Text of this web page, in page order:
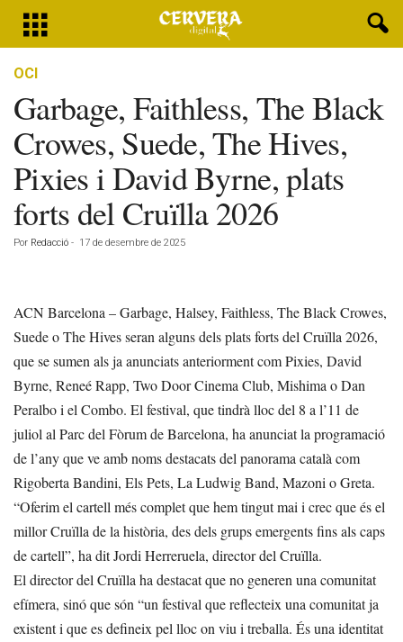
OCI
Garbage, Faithless, The Black
Crowes, Suede, The Hives,
Pixies i David Byrne, plats
forts del Cruïlla 2026
Por Redacció - 17 de desembre de 2025
ACN Barcelona – Garbage, Halsey, Faithless, The Black Crowes,
Suede o The Hives seran alguns dels plats forts del Cruïlla 2026,
que se sumen als ja anunciats anteriorment com Pixies, David
Byrne, Reneé Rapp, Two Door Cinema Club, Mishima o Dan
Peralbo i el Combo. El festival, que tindrà lloc del 8 a l’11 de
juliol al Parc del Fòrum de Barcelona, ha anunciat la programació
de l’any que ve amb noms destacats del panorama català com
Rigoberta Bandini, Els Pets, La Ludwig Band, Mazoni o Greta.
“Oferim el cartell més complet que hem tingut mai i crec que és el
millor Cruïlla de la història, des dels grups emergents fins als caps
de cartell”, ha dit Jordi Herreruela, director del Cruïlla.
El director del Cruïlla ha destacat que no generen una comunitat
efímera, sinó que són “un festival que reflecteix una comunitat ja
existent i que es defineix pel lloc on viu i treballa. És una identitat